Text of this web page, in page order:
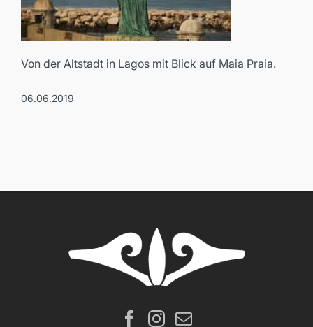
Von der Altstadt in Lagos mit Blick auf Maia Praia.
06.06.2019